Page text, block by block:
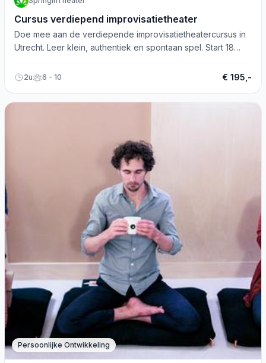
Cursus verdiepend improvisatietheater
Doe mee aan de verdiepende improvisatietheatercursus in
Utrecht. Leer klein, authentiek en spontaan spel. Start 18
2u 6 - 10 € 195,-
Persoonlijke Ontwikkeling